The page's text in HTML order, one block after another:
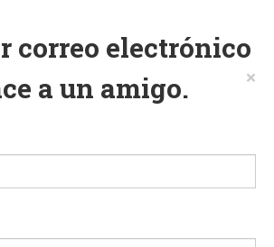
correo electrónico
a un amigo.
×